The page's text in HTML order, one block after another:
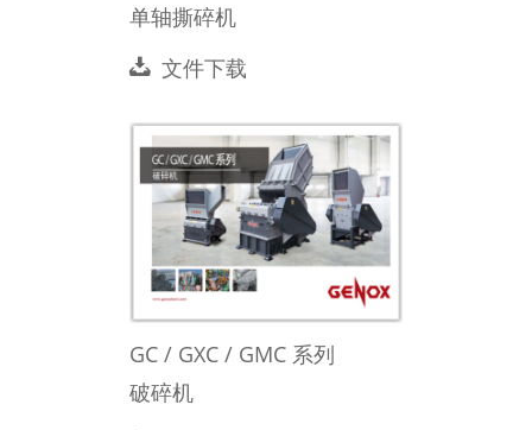
单轴撕碎机
文件下载
GC / GXC / GMC 系列
破碎机